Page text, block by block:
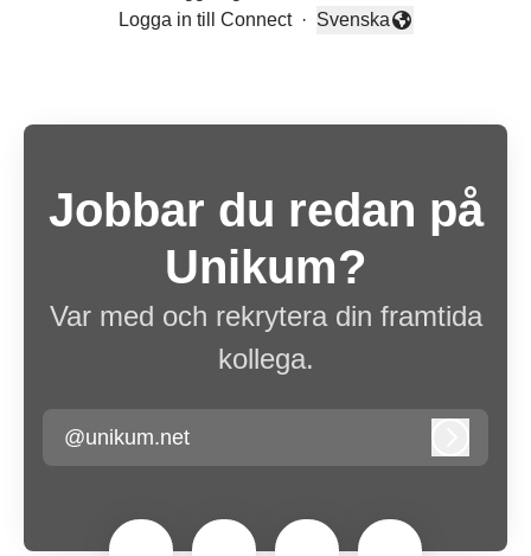
Logga in till Connect
·
Byt språk
Svenska
Jobbar du redan på
Unikum?
Var med och rekrytera din framtida
kollega.
@unikum.net